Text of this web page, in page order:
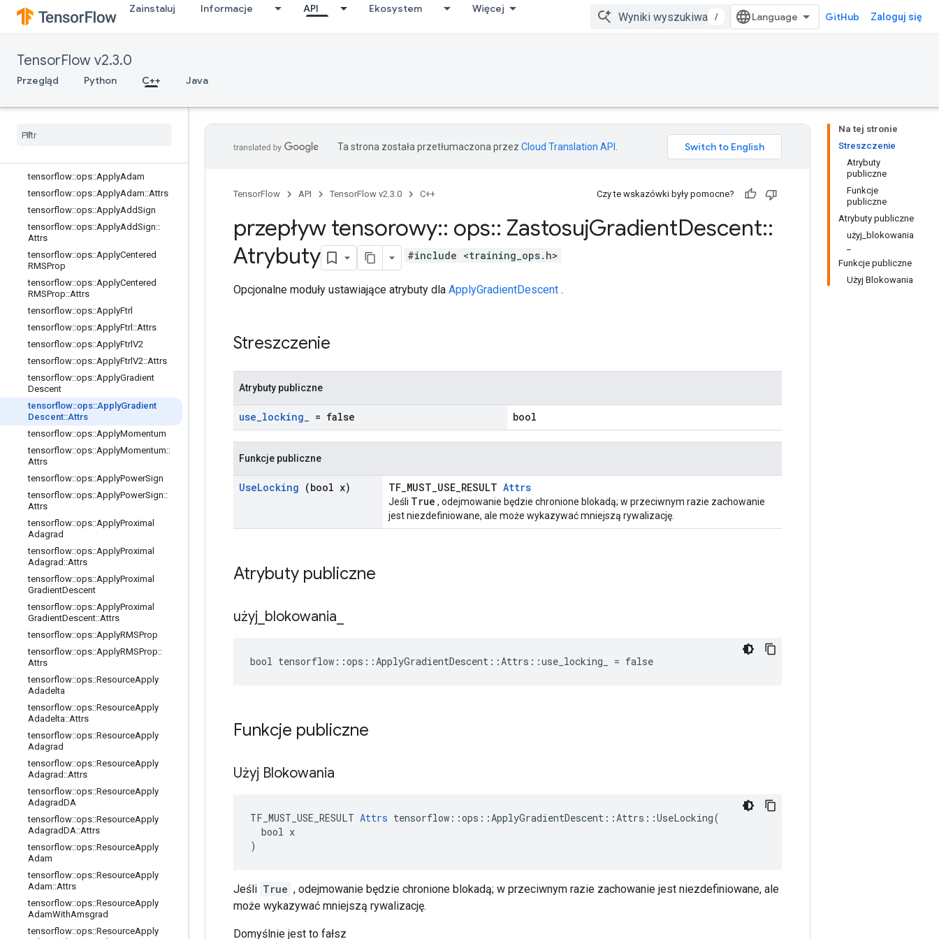
Zainstaluj Informacje API Ekosystem Więcej
/ GitHub Zaloguj się
TensorFlow v2.3.0
Przegląd Python C++ Java
training_ops
Informacje ogólne
tensorflow::ops::ApplyAdadelta::Attr
tensorflow::ops::ApplyAdagrad
tensorflow
tensorflow::ops::ApplyAdam
tensorflow::ops::ApplyAdam::Attrs
tensorflow::ops::ApplyAddSign
tensorflow::ops::ApplyAddSign::
Attrs
tensorflow::ops::ApplyCentered
RMSProp
tensorflow::ops::ApplyCentered
RMSProp::Attrs
tensorflow::ops::ApplyFtrl
tensorflow::ops::ApplyFtrl ::Attrs
tensorflow::ops::ApplyFtrlV2
tensorflow::ops::ApplyFtrlV2::Attrs
tensorflow::ops::ApplyGradient
Descent
tensorflow::ops::ApplyGradient
Descent::Attrs
tensorflow::ops::ApplyMomentum
tensorflow::ops::ApplyMomentum::
Attrs
tensorflow::ops::ApplyPowerSign
tensorflow::ops::ApplyPowerSign::
Attrs
tensorflow::ops::ApplyProximal
Adagrad
tensorflow::ops::ApplyProximal
Adagrad ::Attrs
tensorflow::ops::ApplyProximal
GradientDescent
tensorflow::ops::ApplyProximal
GradientDescent::Attrs
tensorflow::ops::ApplyRMSProp
tensorflow::ops::ApplyRMSProp::
Attrs
tensorflow::ops::ResourceApply
Adadelta
tensorflow::ops::ResourceApply
Adadelta::Attrs
tensorflow::ops::ResourceApply
Adagrad
tensorflow::ops::ResourceApply
Adagrad ::Attrs
tensorflow::ops::ResourceApply
AdagradDA
tensorflow::ops::ResourceApply
AdagradDA::Attrs
tensorflow::ops::ResourceApply
Adam
tensorflow::ops::ResourceApply
Adam::Attrs
tensorflow::ops::ResourceApply
AdamWithAmsgrad
tensorflow::ops::ResourceApply
Na tej stronie
Streszczenie
Atrybuty
publiczne
Funkcje
publiczne
Atrybuty publiczne
użyj_blokowania
Funkcje publiczne
Użyj Blokowania
Ta strona została przetłumaczona przez Cloud Translation API
TensorFlow API TensorFlow v2.3.0 C++ Czy te wskazówki były pomocne?
przepływ tensorowy:: ops:: ZastosujGradientDescent::
Atrybuty
#include <training_ops.h>
Opcjonalne moduły ustawiające atrybuty dla ApplyGradientDescent .
Streszczenie
Atrybuty publiczne
use_locking_ = false bool
Funkcje publiczne
UseLocking (bool x) TF_MUST_USE_RESULT Attrs
Jeśli True , odejmowanie będzie chronione blokadą; w przeciwnym razie zachowanie
jest niezdefiniowane, ale może wykazywać mniejszą rywalizację.
Atrybuty publiczne
użyj blokowania
bool tensorflow::ops::ApplyGradientDescent::Attrs::use_locking_ = false
Funkcje publiczne
Użyj Blokowania
TF_MUST_USE_RESULT Attrs tensorflow::ops::ApplyGradientDescent::Attrs::UseLocking(
  bool x
)
Jeśli True , odejmowanie będzie chronione blokadą; w przeciwnym razie zachowanie jest niezdefiniowane, ale
może wykazywać mniejszą rywalizację.
Domyślnie jest to fałsz